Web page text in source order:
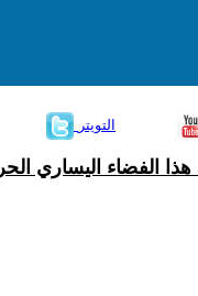
التويتر
الفضاء اليساري الحر